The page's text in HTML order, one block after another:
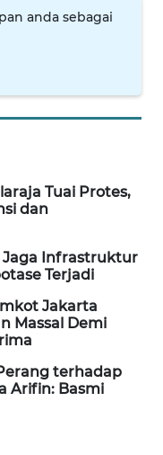
anda sebagai
Tuai Protes,
dan
Jaga Infrastruktur
Terjadi
Jakarta
Massal Demi
terhadap
Arifin: Basmi